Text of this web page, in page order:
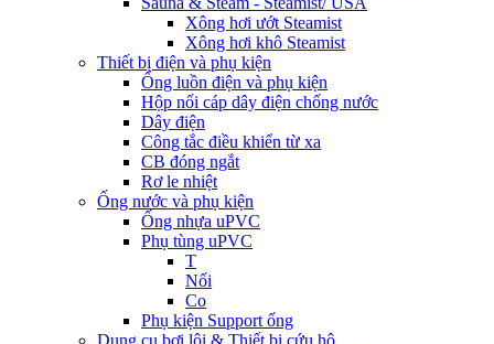
Xông hơi ướt Steamist
Xông hơi khô Steamist
Thiết bị điện và phụ kiện
Ống luồn điện và phụ kiện
Hộp nối cáp dây điện chống nước
Dây điện
Công tắc điều khiển từ xa
CB đóng ngắt
Rơ le nhiệt
Ống nước và phụ kiện
Ống nhựa uPVC
Phụ tùng uPVC
T
Nối
Co
Phụ kiện Support ống
Dụng cụ bơi lội & Thiết bị cứu hộ